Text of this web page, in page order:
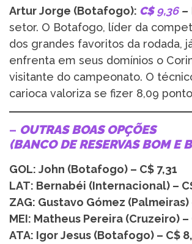
Artur Jorge (Botafogo): C$9,36–
setor. O Botafogo, líder da
dos grandes favoritos da rodada,
enfrenta em seus domínios o
visitante do campeonato. O
carioca valoriza se fizer 8,09
– OUTRAS BOAS OPÇÕES
(BANCO DE RESERVAS BOM E
GOL: John (Botafogo) – C$ 7,31
LAT: Bernabéi (Internacional) –
ZAG: Gustavo Gómez (Palmeiras)
MEI: Matheus Pereira (Cruzeiro) –
ATA: Igor Jesus (Botafogo) – C$